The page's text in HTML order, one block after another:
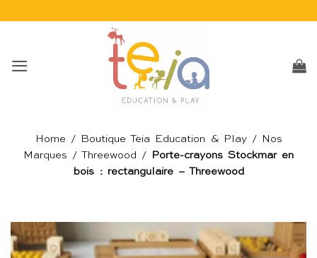
Home / Boutique Teia Education & Play/
Nos
Marques / Threewood /
Porte-crayons Stockmar en
bois : rectangulaire – Threewood